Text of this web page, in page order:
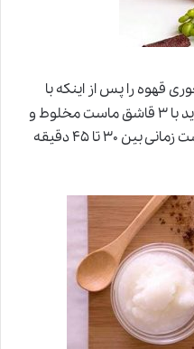
قهوه را پس از اینکه با
مقدار نیم استکان آب جوش دم کردید با ۳ قاشق ماست مخلوط و
روی محل ماساژ دهید وپس از گذشت زمانی بین ۳۰ تا ۴۵ دقیقه